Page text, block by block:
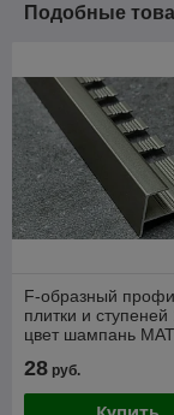
Подобные
F-образный
плитки и
цвет шампань
28 руб.